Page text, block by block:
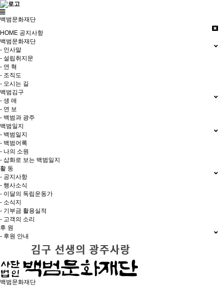
백범문화재단
HOME 공지사항
백범문화재단
- 인사말
- 설립취지문
- 연 혁
- 조직도
- 오시는 길
백범김구
- 생 애
- 연 보
- 백범과 광주
백범일지
- 백범일지
- 백범어록
- 나의 소원
- 삽화로 보는 백범일지
활 동
- 공지사항
- 행사소식
- 이달의 독립운동가
- 소식지
- 기부금 활용실적
- 고객의 소리
후 원
- 후원 안내
백범문화재단